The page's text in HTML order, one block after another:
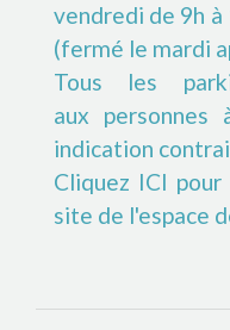
vendredi de 9h
(fermé le mardi
Tous les
aux
indication
Cliquez ICI
site de l'espace